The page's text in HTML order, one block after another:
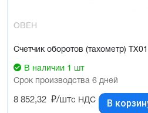
ОВЕН
Счетчик оборотов (тахометр)
В наличии 1 шт
Срок производства 6 дней
8 852,32 ₽/штс НДС В